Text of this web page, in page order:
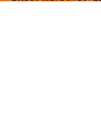
Het is niet